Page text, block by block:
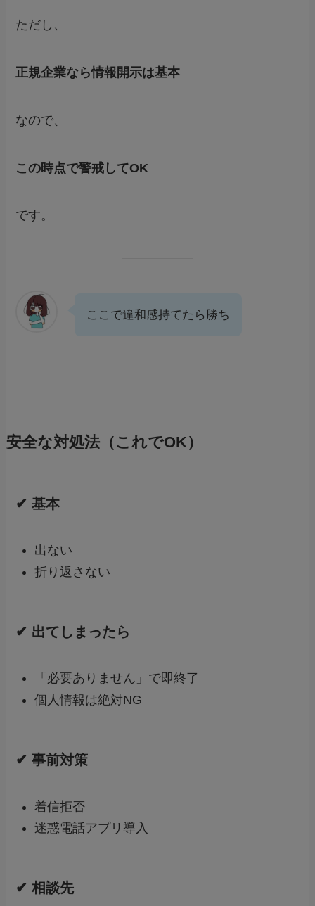
ただし、
正規企業なら情報開示は基本
なので、
この時点で警戒してOK
です。
ここで違和感持てたら勝ち
安全な対処法（これでOK）
✔ 基本
出ない
折り返さない
✔ 出てしまったら
「必要ありません」で即終了
個人情報は絶対NG
✔ 事前対策
着信拒否
迷惑電話アプリ導入
✔ 相談先